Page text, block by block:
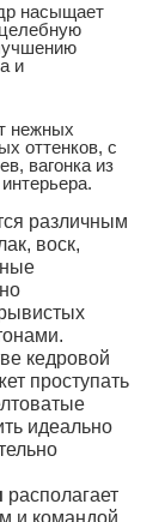
насыщает
и
нежных
оттенков, с
вагонка из
различным
воск,
кедровой
проступать
идеально
располагает